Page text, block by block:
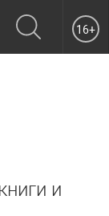
16+
и